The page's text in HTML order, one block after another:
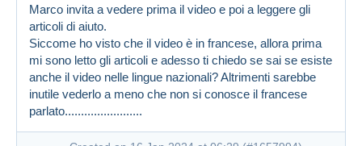
Created on 16 Jan 2024 at 05:46 #1657892
Marco invita a vedere prima il video e poi a leggere gli
articoli di aiuto.
Siccome ho visto che il video è in francese, allora prima
mi sono letto gli articoli e adesso ti chiedo se sai se esiste
anche il video nelle lingue nazionali? Altrimenti sarebbe
inutile vederlo a meno che non si conosce il francese
parlato........................